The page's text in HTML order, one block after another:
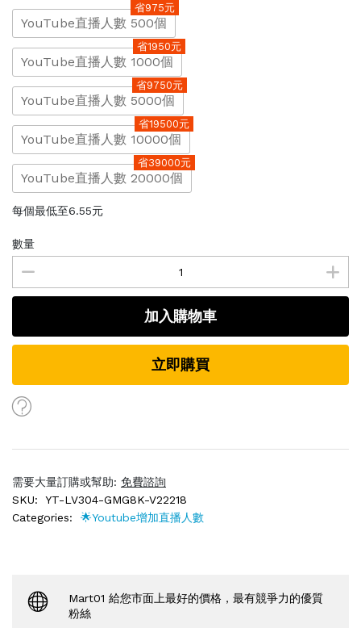
YouTube直播人數 500個
省975元
YouTube直播人數 1000個
省1950元
YouTube直播人數 5000個
省9750元
YouTube直播人數 10000個
省19500元
YouTube直播人數 20000個
省39000元
每個最低至6.55元
數量
加入購物車
立即購買
需要大量訂購或幫助: 免費諮詢
SKU:
YT-LV304-GMG8K-V22218
Categories:
🌟Youtube增加直播人數
Mart01 給您市面上最好的價格，最有競爭力的優質
粉絲